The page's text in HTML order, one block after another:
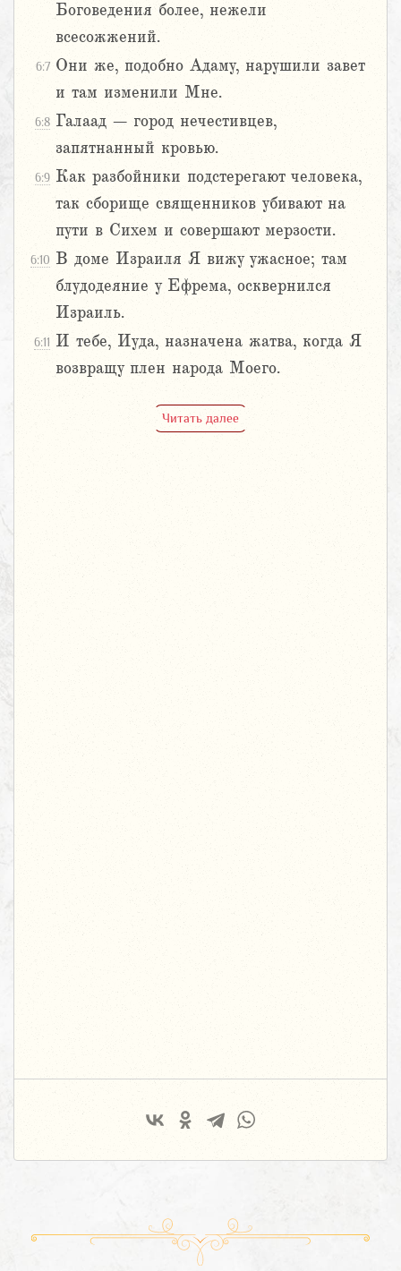
Боговедения более, нежели
всесожжений.
6:7 Они же, подобно Адаму, нарушили завет
и там изменили Мне.
6:8 Галаад – город нечестивцев,
запятнанный кровью.
6:9 Как разбойники подстерегают человека,
так сборище священников убивают на
пути в Сихем и совершают мерзости.
6:10 В доме Израиля Я вижу ужасное; там
блудодеяние у Ефрема, осквернился
Израиль.
6:11 И тебе, Иуда, назначена жатва, когда Я
возвращу плен народа Моего.
Читать далее